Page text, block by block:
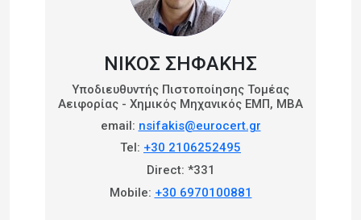
ΝΊΚΟΣ ΣΗΦΆΚΗΣ
Υποδιευθυντής Πιστοποίησης Τομέας
Αειφορίας - Χημικός Μηχανικός ΕΜΠ, ΜΒΑ
email: nsifakis@eurocert.gr
Tel: +30 2106252495
Direct: *331
Mobile: +30 6970100881